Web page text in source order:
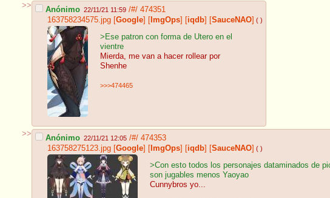
>> Anónimo 22/11/21 11:59 /#/ 474351
163758234575.jpg [Google] [ ImgOps] [iqdb] [SauceNAO] ( )
>Ese patron con forma de Utero en el
vientre
Mierda, me van a hacer rollear por
Shenhe
>>>474465
>> Anónimo 22/11/21 12:05 /#/ 474353
163758275123.jpg [Google] [ ImgOps] [iqdb] [SauceNAO] ( )
>Con esto todos los personajes dataminados de
son jugables menos Yaoyao
Cunnybros yo...